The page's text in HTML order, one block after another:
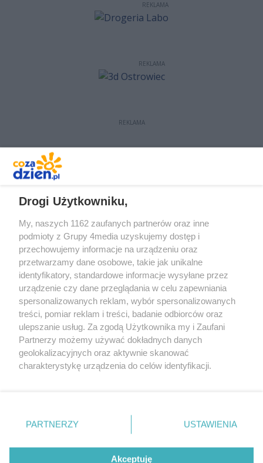
REKLAMA
REKLAMA
REKLAMA
REKLAMA
Prywatność Reklama Redakcja Praca Kielce
Facebook.com
Youtube.com
Drogi Użytkowniku,
My, naszych 1162 zaufanych partnerów oraz inne
podmioty z Grupy 4media uzyskujemy dostęp i
przechowujemy informacje na urządzeniu oraz
przetwarzamy dane osobowe, takie jak unikalne
identyfikatory, standardowe informacje wysyłane przez
urządzenie czy dane przeglądania w celu zapewniania
spersonalizowanych reklam, wybór spersonalizowanych
treści, pomiar reklam i treści, badanie odbiorców oraz
ulepszanie usług. Za zgodą Użytkownika my i Zaufani
Partnerzy możemy używać dokładnych danych
geolokalizacyjnych oraz aktywnie skanować
charakterystykę urządzenia do celów identyfikacji.
zmienić/wycofać klikając przycisk ustawień prywatności
znajdujący się w lewym dolnym rogu strony
. Niektóre
użytkownika, ale masz prawo sprzeciwić się takiemu
PARTNERZY USTAWIENIA
Akceptuję